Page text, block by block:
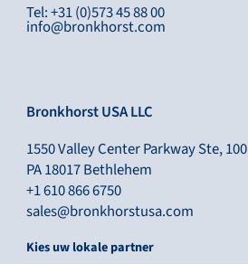
Tel: +31 (0)573 45 88 00
info@bronkhorst.com
Bronkhorst USA LLC
1550 Valley Center Parkway Ste, 100
PA 18017 Bethlehem
+1 610 866 6750
sales@bronkhorstusa.com
Kies uw lokale partner